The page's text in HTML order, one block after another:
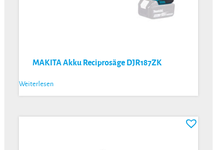
MAKITA Akku Reciprosäge DJR187ZK
Weiterlesen